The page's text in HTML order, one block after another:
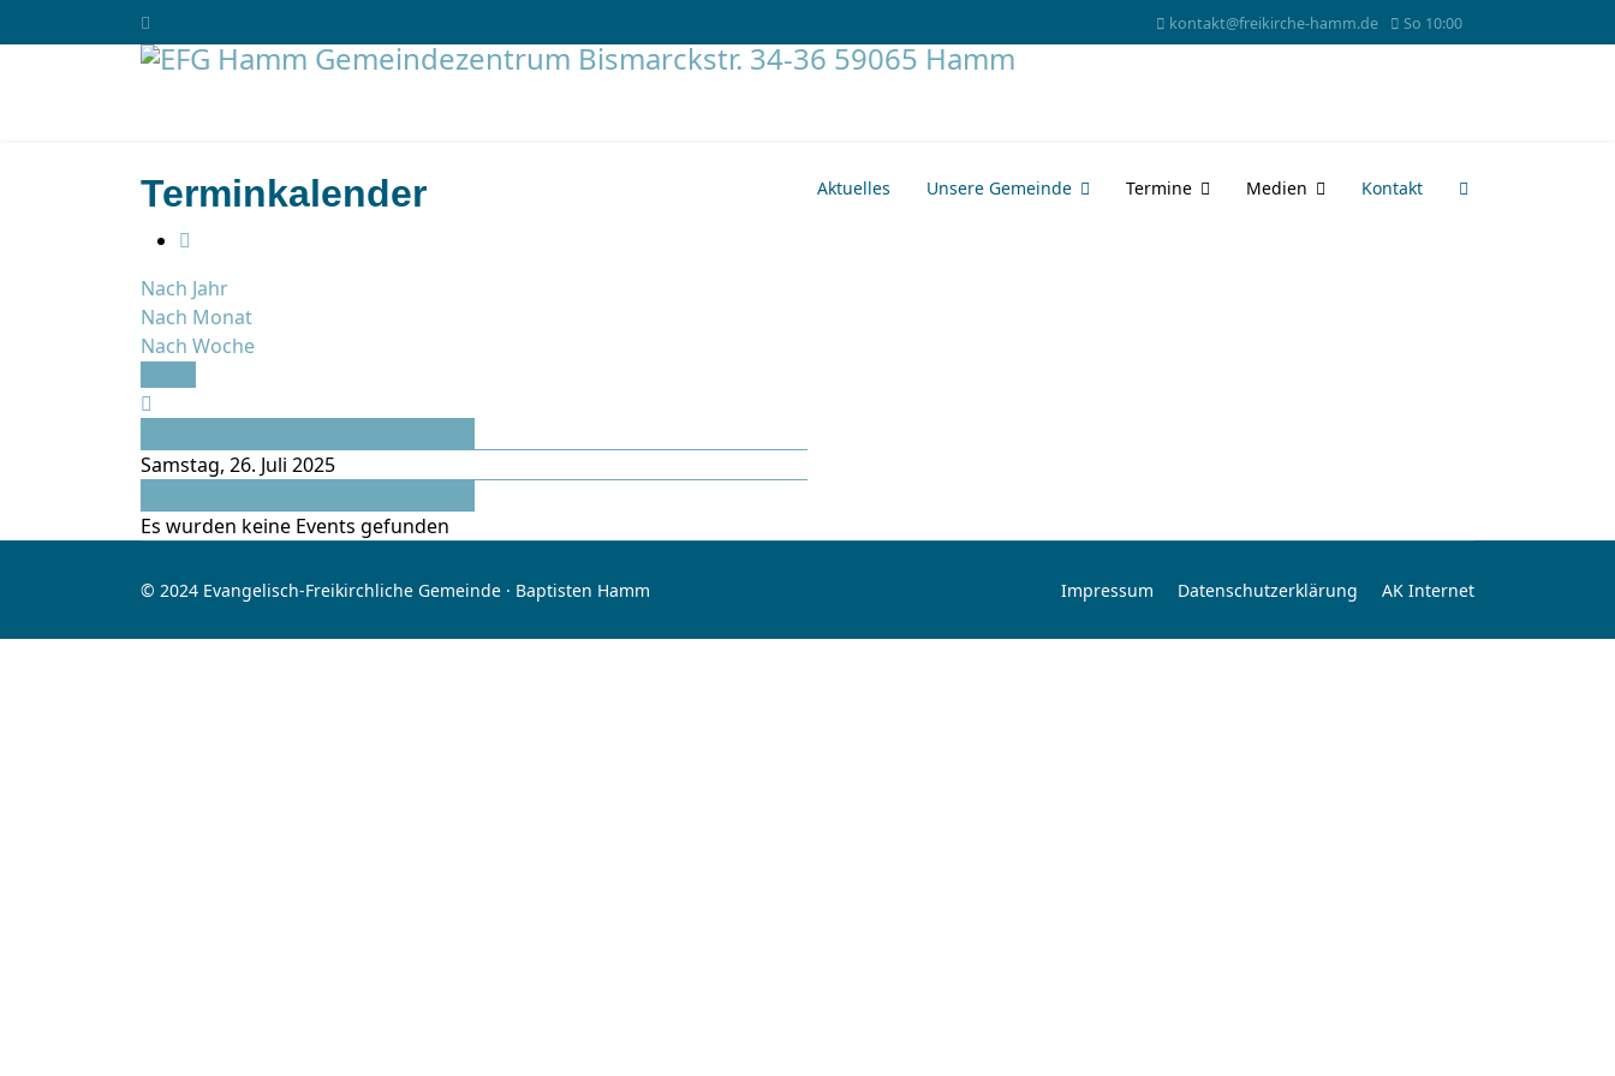
kontakt@freikirche-hamm.de So 10:00
Aktuelles Unsere Gemeinde Termine Medien Kontakt
Terminkalender
Nach Jahr
Nach Monat
Nach Woche
Samstag, 26. Juli 2025
Es wurden keine Events gefunden
© 2024 Evangelisch-Freikirchliche Gemeinde · Baptisten Hamm Impressum Datenschutzerklärung AK Internet